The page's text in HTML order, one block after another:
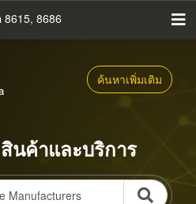
8615, 8686
ค้นหาเพิ่มเติม
นค้าและบริการ